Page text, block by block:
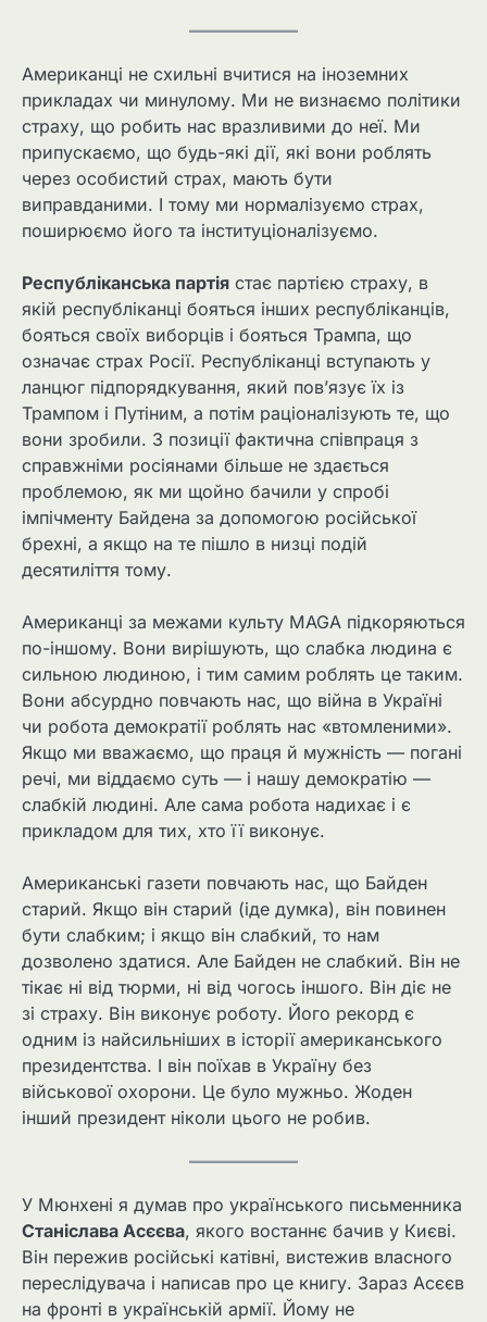
Американці не схильні вчитися на іноземних
прикладах чи минулому. Ми не визнаємо політики
страху, що робить нас вразливими до неї. Ми
припускаємо, що будь-які дії, які вони роблять
через особистий страх, мають бути
виправданими. І тому ми нормалізуємо страх,
поширюємо його та інституціоналізуємо.
Республіканська партія стає партією страху, в
якій республіканці бояться інших республіканців,
бояться своїх виборців і бояться Трампа, що
означає страх Росії. Республіканці вступають у
ланцюг підпорядкування, який пов’язує їх із
Трампом і Путіним, а потім раціоналізують те, що
вони зробили. З позиції фактична співпраця з
справжніми росіянами більше не здається
проблемою, як ми щойно бачили у спробі
імпічменту Байдена за допомогою російської
брехні, а якщо на те пішло в низці подій
десятиліття тому.
Американці за межами культу MAGA підкоряються
по-іншому. Вони вирішують, що слабка людина є
сильною людиною, і тим самим роблять це таким.
Вони абсурдно повчають нас, що війна в Україні
чи робота демократії роблять нас «втомленими».
Якщо ми вважаємо, що праця й мужність — погані
речі, ми віддаємо суть — і нашу демократію —
слабкій людині. Але сама робота надихає і є
прикладом для тих, хто її виконує.
Американські газети повчають нас, що Байден
старий. Якщо він старий (іде думка), він повинен
бути слабким; і якщо він слабкий, то нам
дозволено здатися. Але Байден не слабкий. Він не
тікає ні від тюрми, ні від чогось іншого. Він діє не
зі страху. Він виконує роботу. Його рекорд є
одним із найсильніших в історії американського
президентства. І він поїхав в Україну без
військової охорони. Це було мужньо. Жоден
інший президент ніколи цього не робив.
У Мюнхені я думав про українського письменника
Станіслава Асєєва, якого востаннє бачив у Києві.
Він пережив російські катівні, вистежив власного
переслідувача і написав про це книгу. Зараз Асєєв
на фронті в українській армії. Йому не